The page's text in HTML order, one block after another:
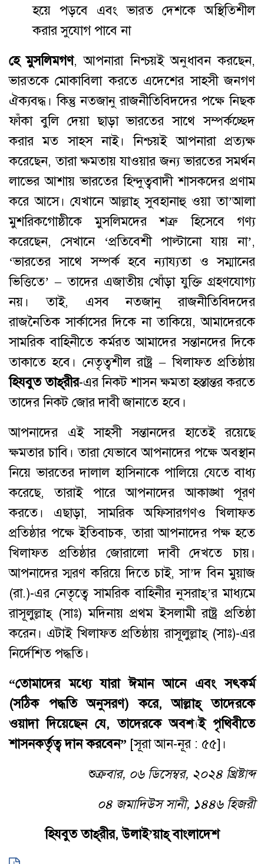
হয়ে পড়বে এবং ভারত দেশকে অস্থিতিশীল
করার সুযোগ পাবে না
হে মুসলিমগণ, আপনারা নিশ্চয়ই অনুধাবন করছেন,
ভারতকে মোকাবিলা করতে এদেশের সাহসী জনগণ
ঐক্যবদ্ধ। কিন্তু নতজানু রাজনীতিবিদদের পক্ষে নিছক
ফাঁকা বুলি দেয়া ছাড়া ভারতের সাথে সম্পর্কচ্ছেদ
করার মত সাহস নাই। নিশ্চয়ই আপনারা প্রত্যক্ষ
করেছেন, তারা ক্ষমতায় যাওয়ার জন্য ভারতের সমর্থন
লাভের আশায় ভারতের হিন্দুত্ববাদী শাসকদের প্রণাম
করে আসে। যেখানে আল্লাহ্ সুবহানাহু ওয়া তা’আলা
মুশরিকগোষ্ঠীকে মুসলিমদের শত্রু হিসেবে গণ্য
করেছেন, সেখানে ‘প্রতিবেশী পাল্টানো যায় না’,
‘ভারতের সাথে সম্পর্ক হবে ন্যায্যতা ও সম্মানের
ভিত্তিতে’ – তাদের এজাতীয় খোঁড়া যুক্তি গ্রহণযোগ্য
নয়। তাই, এসব নতজানু রাজনীতিবিদদের
রাজনৈতিক সার্কাসের দিকে না তাকিয়ে, আমাদেরকে
সামরিক বাহিনীতে কর্মরত আমাদের সন্তানদের দিকে
তাকাতে হবে। নেতৃত্বশীল রাষ্ট্র – খিলাফত প্রতিষ্ঠায়
হিযবুত তাহ্‌রীর-এর নিকট শাসন ক্ষমতা হস্তান্তর করতে
তাদের নিকট জোর দাবী জানাতে হবে।
আপনাদের এই সাহসী সন্তানদের হাতেই রয়েছে
ক্ষমতার চাবি। তারা যেভাবে আপনাদের পক্ষে অবস্থান
নিয়ে ভারতের দালাল হাসিনাকে পালিয়ে যেতে বাধ্য
করেছে, তারাই পারে আপনাদের আকাঙ্খা পূরণ
করতে। এছাড়া, সামরিক অফিসারগণও খিলাফত
প্রতিষ্ঠার পক্ষে ইতিবাচক, তারা আপনাদের পক্ষ হতে
খিলাফত প্রতিষ্ঠার জোরালো দাবী দেখতে চায়।
আপনাদের স্মরণ করিয়ে দিতে চাই, সা’দ বিন মুয়াজ
(রা.)-এর নেতৃত্বে সামরিক বাহিনীর নুসরাহ্’র মাধ্যমে
রাসূলুল্লাহ্ (সাঃ) মদিনায় প্রথম ইসলামী রাষ্ট্র প্রতিষ্ঠা
করেন। এটাই খিলাফত প্রতিষ্ঠায় রাসূলুল্লাহ্ (সাঃ)-এর
নির্দেশিত পদ্ধতি।
“তোমাদের মধ্যে যারা ঈমান আনে এবং সৎকর্ম
(সঠিক পদ্ধতি অনুসরণ) করে, আল্লাহ্ তাদেরকে
ওয়াদা দিয়েছেন যে, তাদেরকে অবশ্যই পৃথিবীতে
শাসনকর্তৃত্ব দান করবেন” [সূরা আন-নূর : ৫৫]।
শুক্রবার, ০৬ ডিসেম্বর, ২০২৪ খ্রিষ্টাব্দ
০৪ জমাদিউস সানী, ১৪৪৬ হিজরী
হিযবুত তাহ্‌রীর, উলাই’য়াহ্ বাংলাদেশ